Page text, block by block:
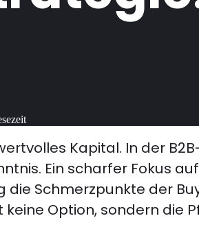
Kapital. In der
Ein scharfer Fokus
Schmerzpunkte der
Option, sondern die